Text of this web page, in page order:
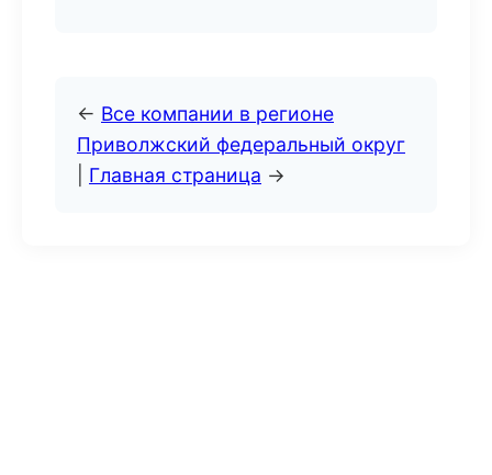
← Все компании в регионе
Приволжский федеральный округ
Главная страница →